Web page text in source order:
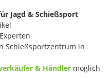
Jagd & Schießsport
Schießsportzentrum in
& Händler möglich